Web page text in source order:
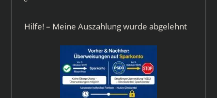
Hilfe! – Meine Auszahlung wurde abgelehnt